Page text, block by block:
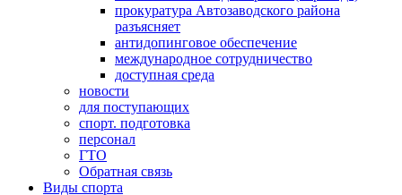
прокуратура Автозаводского района
разъясняет
антидопинговое обеспечение
международное сотрудничество
доступная среда
новости
для поступающих
спорт. подготовка
персонал
ГТО
Обратная связь
Виды спорта